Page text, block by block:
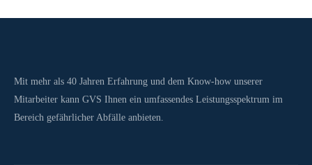
Mit mehr als 40 Jahren Erfahrung und dem Know-how unserer
Mitarbeiter kann GVS Ihnen ein umfassendes Leistungsspektrum im
Bereich gefährlicher Abfälle anbieten.